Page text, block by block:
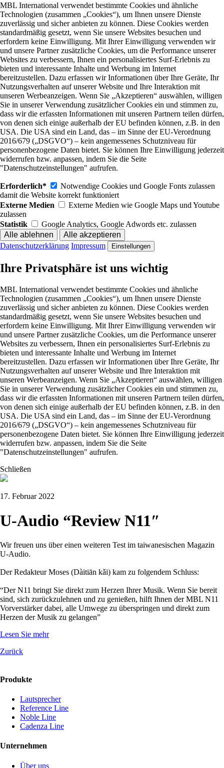
MBL International verwendet bestimmte Cookies und ähnliche
Technologien (zusammen „Cookies“), um Ihnen unsere Dienste
zuverlässig und sicher anbieten zu können. Diese Cookies werden
standardmäßig gesetzt, wenn Sie unsere Websites besuchen und
erfordern keine Einwilligung. Mit Ihrer Einwilligung verwenden wir
und unsere Partner zusätzliche Cookies, um die Performance unserer
Websites zu verbessern, Ihnen ein personalisiertes Surf-Erlebnis zu
bieten und interessante Inhalte und Werbung im Internet
bereitzustellen. Dazu erfassen wir Informationen über Ihre Geräte, Ihr
Nutzungsverhalten auf unserer Website und Ihre Interaktion mit
unseren Werbeanzeigen. Wenn Sie „Akzeptieren“ auswählen, willigen
Sie in unserer Verwendung zusätzlicher Cookies ein und stimmen zu,
dass wir die erfassten Informationen mit unseren Partnern teilen dürfen,
von denen sich einige außerhalb der EU befinden können, z.B. in den
USA. Die USA sind ein Land, das – im Sinne der EU-Verordnung
2016/679 („DSGVO“) – kein angemessenes Schutzniveau für
personenbezogene Daten bietet. Sie können Ihre Einwilligung jederzeit
widerrufen bzw. anpassen, indem Sie die Seite
"Datenschutzeinstellungen" aufrufen.
Erforderlich*
Notwendige Cookies und Google Fonts zulassen
damit die Website korrekt funktioniert
Externe Medien
Externe Medien wie Google Maps und Youtube
zulassen
Statistik
Google Analytics, Google Adwords etc. zulassen
Datenschutzerklärung Impressum Einstellungen
Ihre Privatsphäre ist uns wichtig
MBL International verwendet bestimmte Cookies und ähnliche
Technologien (zusammen „Cookies“), um Ihnen unsere Dienste
zuverlässig und sicher anbieten zu können. Diese Cookies werden
standardmäßig gesetzt, wenn Sie unsere Websites besuchen und
erfordern keine Einwilligung. Mit Ihrer Einwilligung verwenden wir
und unsere Partner zusätzliche Cookies, um die Performance unserer
Websites zu verbessern, Ihnen ein personalisiertes Surf-Erlebnis zu
bieten und interessante Inhalte und Werbung im Internet
bereitzustellen. Dazu erfassen wir Informationen über Ihre Geräte, Ihr
Nutzungsverhalten auf unserer Website und Ihre Interaktion mit
unseren Werbeanzeigen. Wenn Sie „Akzeptieren“ auswählen, willigen
Sie in unserer Verwendung zusätzlicher Cookies ein und stimmen zu,
dass wir die erfassten Informationen mit unseren Partnern teilen dürfen,
von denen sich einige außerhalb der EU befinden können, z.B. in den
USA. Die USA sind ein Land, das – im Sinne der EU-Verordnung
2016/679 („DSGVO“) – kein angemessenes Schutzniveau für
personenbezogene Daten bietet. Sie können Ihre Einwilligung jederzeit
widerrufen bzw. anpassen, indem Sie die Seite
"Datenschutzeinstellungen" aufrufen.
Schließen
17. Februar 2022
U-Audio “Review N11″
Wir freuen uns über einen weiteren Test im taiwanesischen Magazin
U-Audio.
Der Redakteur Moses (Dàitiān kǎi) kam zu folgendem Schluss:
“Der N11 bringt Sie direkt zum Herzen Ihrer Musik. Wenn Sie bereit
sind, sich zurückzulehnen und zu genießen, hilft Ihnen der MBL N11
Vorverstärker dabei, alle Umwege zu überspringen und direkt zum
Herzen der Musik zu gelangen”
Lesen Sie mehr
Zurück
Produkte
Lautsprecher
Reference Line
Noble Line
Cadenza Line
Unternehmen
Über uns